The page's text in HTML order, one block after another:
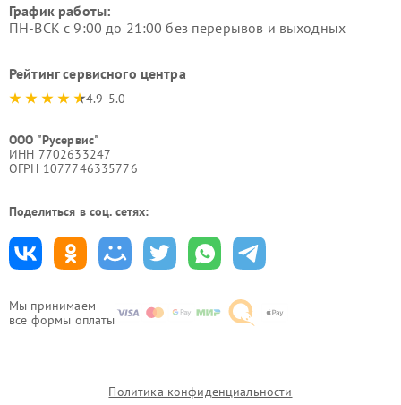
Мы принимаем
все формы оплаты
График работы:
ПН-ВСК с 9:00 до 21:00 без перерывов и выходных
Рейтинг сервисного центра
4.9-5.0
ООО "Русервис"
ИНН 7702633247
ОГРН 1077746335776
Поделиться в соц. сетях:
Политика конфиденциальности